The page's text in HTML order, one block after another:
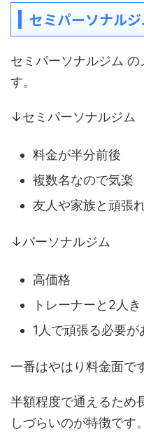
セミパーソナル
セミパーソナルジム
す。
↓セミパーソナルジム
料金が半分前後
複数名なので気楽
友人や家族と頑張
↓パーソナルジム
高価格
トレーナーと2人
1人で頑張る必要が
一番はやはり料金面で
半額程度で通えるため
しづらいのが特徴です。